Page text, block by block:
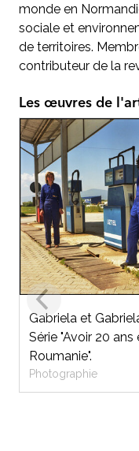
monde en
sociale et
de territoires.
contributeur de la
Les œuvres de
Gabriela et
Série "Avoir 20 ans
Roumanie".
Photographie